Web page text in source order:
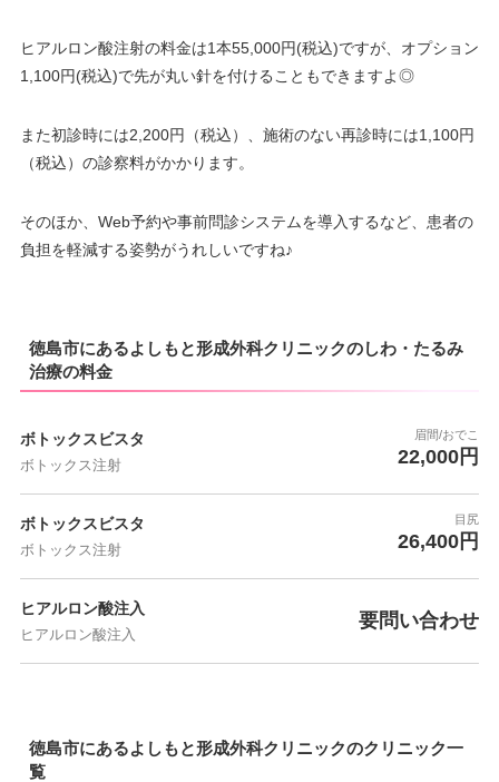
ヒアルロン酸注射の料金は1本55,000円(税込)ですが、オプション
1,100円(税込)で先が丸い針を付けることもできますよ◎
また初診時には2,200円（税込）、施術のない再診時には1,100円
（税込）の診察料がかかります。
そのほか、Web予約や事前問診システムを導入するなど、患者の
負担を軽減する姿勢がうれしいですね♪
徳島市にあるよしもと形成外科クリニックのしわ・たるみ
治療の料金
ボトックスビスタ
ボトックス注射
眉間/おでこ
22,000円
ボトックスビスタ
ボトックス注射
目尻
26,400円
ヒアルロン酸注入
ヒアルロン酸注入
要問い合わせ
徳島市にあるよしもと形成外科クリニックのクリニック一
覧